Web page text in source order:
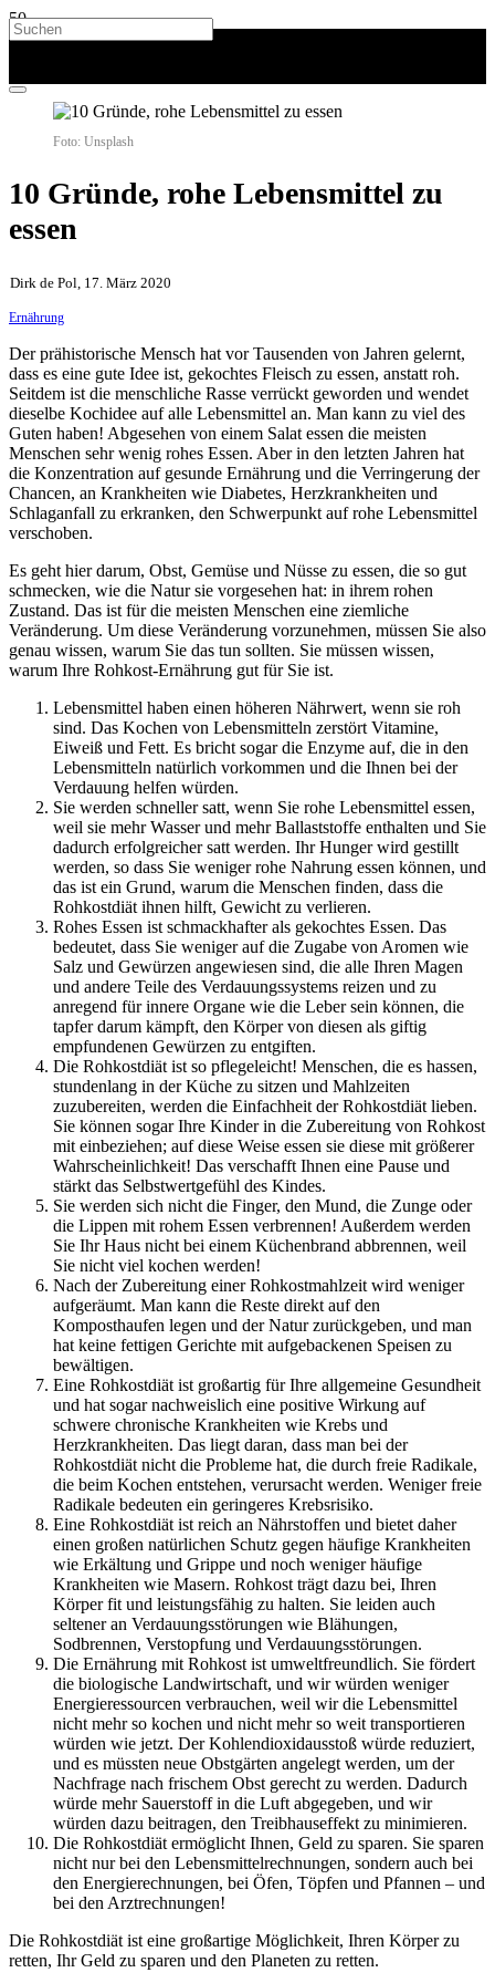
Foto: Unsplash
10 Gründe, rohe Lebensmittel zu
essen
Dirk de Pol, 17. März 2020
Ernährung
Der prähistorische Mensch hat vor Tausenden von Jahren gelernt,
dass es eine gute Idee ist, gekochtes Fleisch zu essen, anstatt roh.
Seitdem ist die menschliche Rasse verrückt geworden und wendet
dieselbe Kochidee auf alle Lebensmittel an. Man kann zu viel des
Guten haben! Abgesehen von einem Salat essen die meisten
Menschen sehr wenig rohes Essen. Aber in den letzten Jahren hat
die Konzentration auf gesunde Ernährung und die Verringerung der
Chancen, an Krankheiten wie Diabetes, Herzkrankheiten und
Schlaganfall zu erkranken, den Schwerpunkt auf rohe Lebensmittel
verschoben.
Es geht hier darum, Obst, Gemüse und Nüsse zu essen, die so gut
schmecken, wie die Natur sie vorgesehen hat: in ihrem rohen
Zustand. Das ist für die meisten Menschen eine ziemliche
Veränderung. Um diese Veränderung vorzunehmen, müssen Sie also
genau wissen, warum Sie das tun sollten. Sie müssen wissen,
warum Ihre Rohkost-Ernährung gut für Sie ist.
Lebensmittel haben einen höheren Nährwert, wenn sie roh
sind. Das Kochen von Lebensmitteln zerstört Vitamine,
Eiweiß und Fett. Es bricht sogar die Enzyme auf, die in den
Lebensmitteln natürlich vorkommen und die Ihnen bei der
Verdauung helfen würden.
Sie werden schneller satt, wenn Sie rohe Lebensmittel essen,
weil sie mehr Wasser und mehr Ballaststoffe enthalten und Sie
dadurch erfolgreicher satt werden. Ihr Hunger wird gestillt
werden, so dass Sie weniger rohe Nahrung essen können, und
das ist ein Grund, warum die Menschen finden, dass die
Rohkostdiät ihnen hilft, Gewicht zu verlieren.
Rohes Essen ist schmackhafter als gekochtes Essen. Das
bedeutet, dass Sie weniger auf die Zugabe von Aromen wie
Salz und Gewürzen angewiesen sind, die alle Ihren Magen
und andere Teile des Verdauungssystems reizen und zu
anregend für innere Organe wie die Leber sein können, die
tapfer darum kämpft, den Körper von diesen als giftig
empfundenen Gewürzen zu entgiften.
Die Rohkostdiät ist so pflegeleicht! Menschen, die es hassen,
stundenlang in der Küche zu sitzen und Mahlzeiten
zuzubereiten, werden die Einfachheit der Rohkostdiät lieben.
Sie können sogar Ihre Kinder in die Zubereitung von Rohkost
mit einbeziehen; auf diese Weise essen sie diese mit größerer
Wahrscheinlichkeit! Das verschafft Ihnen eine Pause und
stärkt das Selbstwertgefühl des Kindes.
Sie werden sich nicht die Finger, den Mund, die Zunge oder
die Lippen mit rohem Essen verbrennen! Außerdem werden
Sie Ihr Haus nicht bei einem Küchenbrand abbrennen, weil
Sie nicht viel kochen werden!
Nach der Zubereitung einer Rohkostmahlzeit wird weniger
aufgeräumt. Man kann die Reste direkt auf den
Komposthaufen legen und der Natur zurückgeben, und man
hat keine fettigen Gerichte mit aufgebackenen Speisen zu
bewältigen.
Eine Rohkostdiät ist großartig für Ihre allgemeine Gesundheit
und hat sogar nachweislich eine positive Wirkung auf
schwere chronische Krankheiten wie Krebs und
Herzkrankheiten. Das liegt daran, dass man bei der
Rohkostdiät nicht die Probleme hat, die durch freie Radikale,
die beim Kochen entstehen, verursacht werden. Weniger freie
Radikale bedeuten ein geringeres Krebsrisiko.
Eine Rohkostdiät ist reich an Nährstoffen und bietet daher
einen großen natürlichen Schutz gegen häufige Krankheiten
wie Erkältung und Grippe und noch weniger häufige
Krankheiten wie Masern. Rohkost trägt dazu bei, Ihren
Körper fit und leistungsfähig zu halten. Sie leiden auch
seltener an Verdauungsstörungen wie Blähungen,
Sodbrennen, Verstopfung und Verdauungsstörungen.
Die Ernährung mit Rohkost ist umweltfreundlich. Sie fördert
die biologische Landwirtschaft, und wir würden weniger
Energieressourcen verbrauchen, weil wir die Lebensmittel
nicht mehr so kochen und nicht mehr so weit transportieren
würden wie jetzt. Der Kohlendioxidausstoß würde reduziert,
und es müssten neue Obstgärten angelegt werden, um der
Nachfrage nach frischem Obst gerecht zu werden. Dadurch
würde mehr Sauerstoff in die Luft abgegeben, und wir
würden dazu beitragen, den Treibhauseffekt zu minimieren.
Die Rohkostdiät ermöglicht Ihnen, Geld zu sparen. Sie sparen
nicht nur bei den Lebensmittelrechnungen, sondern auch bei
den Energierechnungen, bei Öfen, Töpfen und Pfannen – und
bei den Arztrechnungen!
Die Rohkostdiät ist eine großartige Möglichkeit, Ihren Körper zu
retten, Ihr Geld zu sparen und den Planeten zu retten.